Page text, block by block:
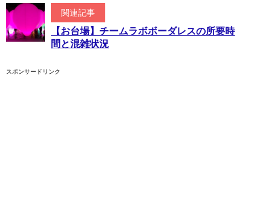
関連記事
【お台場】チームラボボーダレスの所要時
間と混雑状況
スポンサードリンク